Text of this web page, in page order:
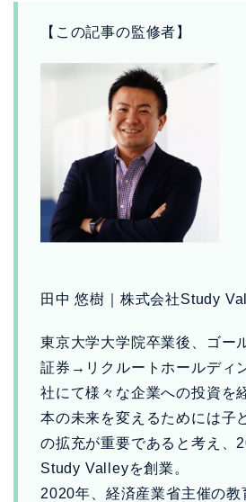
【この記事の監修者】
田中 悠樹｜株式会社Study
東京大学大学院卒業後、ゴー
証券→リクルートホールディ
社にて様々な企業への投資を
本の未来を変えるためには子
の拡充が重要であると考え、
Study Valleyを創業。
2020年、経済産業省主催の教